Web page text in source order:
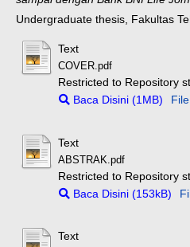
Undergraduate thesis, Fakultas
Text
COVER.pdf
Restricted to Repository
Baca Disini (1MB)
Text
ABSTRAK.pdf
Restricted to Repository
Baca Disini (153kB)
Text